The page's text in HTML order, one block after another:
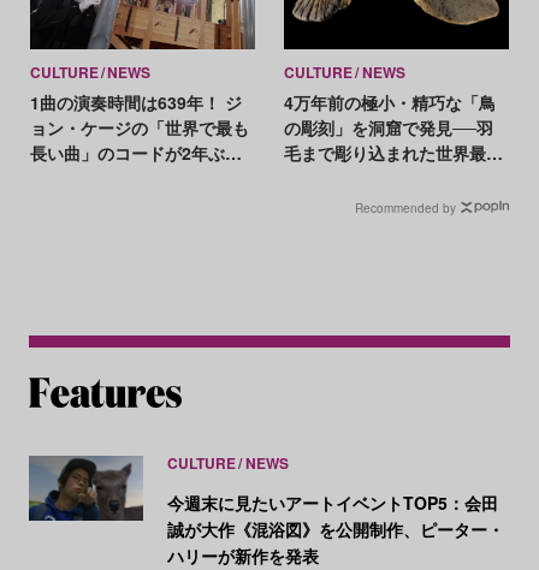
CULTURE NEWS
1曲の演奏時間は639年！ ジ
ョン・ケージの「世界で最も
長い曲」のコードが2年ぶり
CULTURE NEWS
4万年前の極小・精巧な「鳥
の彫刻」を洞窟で発見──羽
毛まで彫り込まれた世界最古
Recommended by
CULTURE NEWS
今週末に見たいアートイベントTOP5：会田
誠が大作《混浴図》を公開制作、ピーター・
ハリーが新作を発表